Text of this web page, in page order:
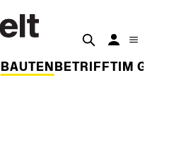
BAUTEN BETRIFFT IM